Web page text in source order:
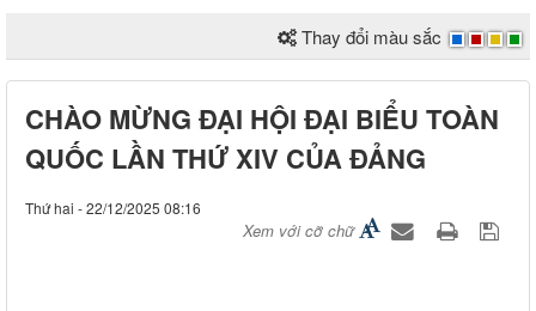
Thay đổi màu sắc
CHÀO MỪNG ĐẠI HỘI ĐẠI BIỂU TOÀN
QUỐC LẦN THỨ XIV CỦA ĐẢNG
Thứ hai - 22/12/2025 08:16
Xem với cỡ chữ